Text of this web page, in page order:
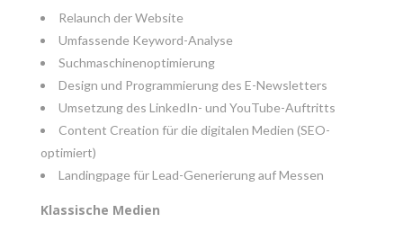
Relaunch der Website
Umfassende Keyword-Analyse
Suchmaschinenoptimierung
Design und Programmierung des E-Newsletters
Umsetzung des LinkedIn- und YouTube-Auftritts
Content Creation für die digitalen Medien (SEO-
optimiert)
Landingpage für Lead-Generierung auf Messen
Klassische Medien